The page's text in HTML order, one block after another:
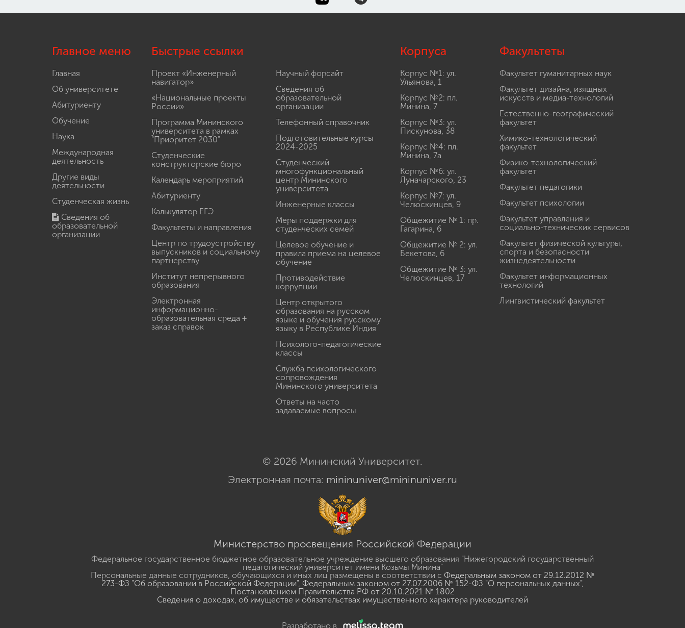
Главное меню
Главная
Об университете
Абитуриенту
Обучение
Наука
Международная
деятельность
Другие виды
деятельности
Студенческая жизнь
Сведения об
образовательной
организации
Быстрые ссылки
Проект «Инженерный
навигатор»
«Национальные проекты
России»
Программа Мининского
университета в рамках
"Приоритет 2030"
Студенческие
конструкторские бюро
Календарь мероприятий
Абитуриенту
Калькулятор ЕГЭ
Факультеты и направления
Центр по трудоустройству
выпускников и социальному
партнерству
Институт непрерывного
образования
Электронная
информационно-
образовательная среда +
заказ справок
Научный форсайт
Сведения об
образовательной
организации
Телефонный справочник
Подготовительные курсы
2024-2025
Студенческий
многофункциональный
центр Мининского
университета
Инженерные классы
Меры поддержки для
студенческих семей
Целевое обучение и
правила приема на целевое
обучение
Противодействие
коррупции
Центр открытого
образования на русском
языке и обучения русскому
языку в Республике Индия
Психолого-педагогические
классы
Служба психологического
сопровождения
Мининского университета
Ответы на часто
задаваемые вопросы
Корпуса
Корпус №1: ул.
Ульянова, 1
Корпус №2: пл.
Минина, 7
Корпус №3: ул.
Пискунова, 38
Корпус №4: пл.
Минина, 7а
Корпус №6: ул.
Луначарского, 23
Корпус №7: ул.
Челюскинцев, 9
Общежитие № 1: пр.
Гагарина, 6
Общежитие № 2: ул.
Бекетова, 6
Общежитие № 3: ул.
Челюскинцев, 17
Факультеты
Факультет гуманитарных наук
Факультет дизайна, изящных
искусств и медиа-технологий
Естественно-географический
факультет
Химико-технологический
факультет
Физико-технологический
факультет
Факультет педагогики
Факультет психологии
Факультет управления и
социально-технических сервисов
Факультет физической культуры,
спорта и безопасности
жизнедеятельности
Факультет информационных
технологий
Лингвистический факультет
© 2026 Мининский Университет.
Электронная почта: mininuniver@mininuniver.ru
Министерство просвещения Российской Федерации
Федеральное государственное бюджетное образовательное учреждение высшего образования "Нижегородский государственный
педагогический университет имени Козьмы Минина"
Персональные данные сотрудников, обучающихся и иных лиц размещены в соответствии с Федеральным законом от 29.12.2012 №
273-ФЗ "Об образовании в Российской Федерации", Федеральным законом от 27.07.2006 № 152-ФЗ "О персональных данных",
Постановлением Правительства РФ от 20.10.2021 № 1802
Сведения о доходах, об имуществе и обязательствах имущественного характера руководителей
Разработано в